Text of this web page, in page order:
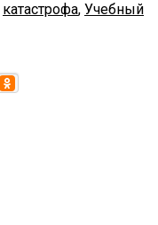
катастрофа, Учебный